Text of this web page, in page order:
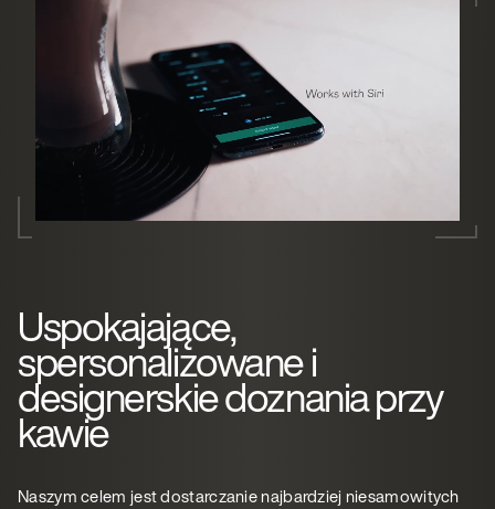
Uspokajające,
spersonalizowane i
designerskie doznania przy
kawie
Naszym celem jest dostarczanie najbardziej niesamowitych